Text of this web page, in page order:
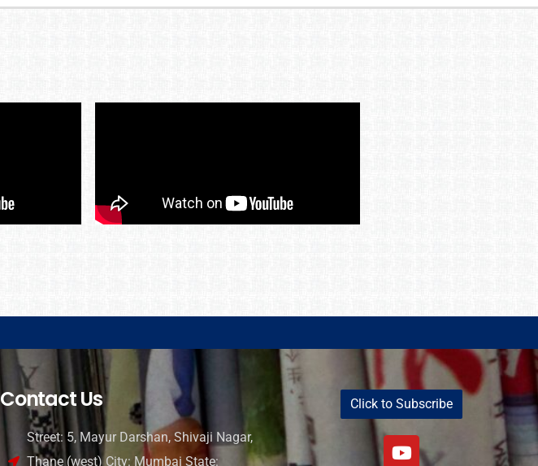
Contact Us
Street: 5, Mayur Darshan, Shivaji Nagar,
Thane (west) City: Mumbai State:
Click to Subscribe